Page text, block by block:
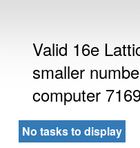
Valid 16e
smaller
computer
No tasks to display